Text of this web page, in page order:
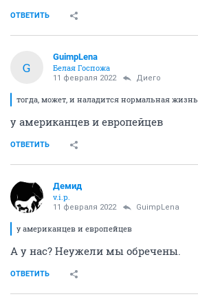
ОТВЕТИТЬ
G
GuimpLena
Белая Госпожа
11 февраля 2022 Диего
тогда, может, и наладится нормальная жизнь
у американцев и европейцев
ОТВЕТИТЬ
Демид
v.i.p.
11 февраля 2022 GuimpLena
у американцев и европейцев
А у нас? Неужели мы обречены.
ОТВЕТИТЬ